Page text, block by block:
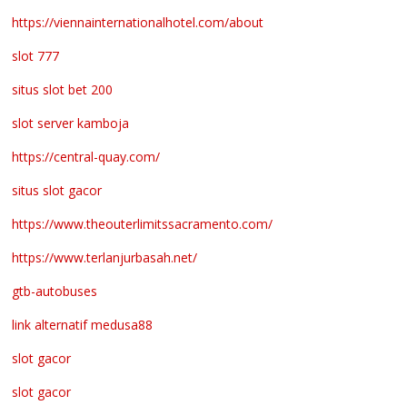
https://viennainternationalhotel.com/about
slot 777
situs slot bet 200
slot server kamboja
https://central-quay.com/
situs slot gacor
https://www.theouterlimitssacramento.com/
https://www.terlanjurbasah.net/
gtb-autobuses
link alternatif medusa88
slot gacor
slot gacor